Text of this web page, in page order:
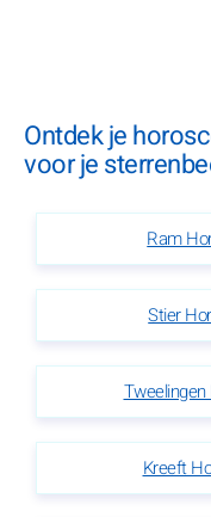
Ontdek je
voor je
Ram
Stier
Kreeft